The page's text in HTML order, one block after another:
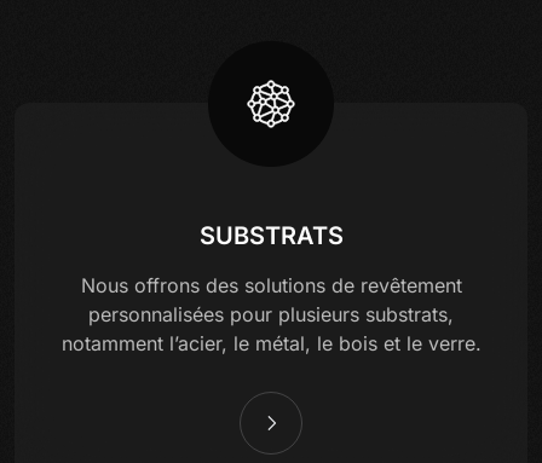
SUBSTRATS
Nous offrons des solutions de revêtement
personnalisées pour plusieurs substrats,
notamment l’acier, le métal, le bois et le verre.